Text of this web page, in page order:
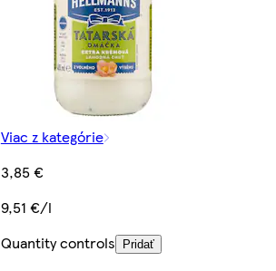
Viac z kategórie
3,85 €
9,51 €/l
Quantity controls
Pridať